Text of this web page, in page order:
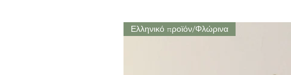
Ελληνικό προϊόν/Φλώρινα